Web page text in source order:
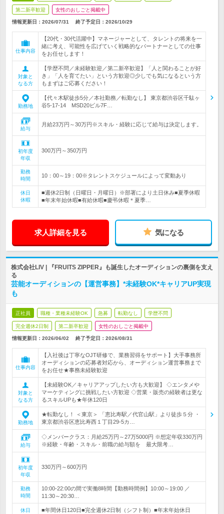
第二新卒歓迎 女性のおしごと掲載中
情報更新日：2026/07/31 終了予定日： 2026/10/29
仕事内容
【20代・30代活躍中】マネージャーとして、タレントの将来を一
緒に考え、可能性を広げていく戦略的なパートナーとしての仕事
をお任せします！
対象と
なる方
【学歴不問／未経験歓迎／第二新卒歓迎】「人と関わることが好
き」「人を育てたい」という方歓迎◎少しでも気になるという方
もまずはご応募ください！
勤務地
【代々木駅徒歩5分／本社勤務／転勤なし】 東京都渋谷区千駄ヶ
谷5-17-14 MSD20ビル7F…
給与
月給23万円～30万円※スキル・経験に応じて給与は決定します。
初年度
年収
300万円～350万円
勤務
時間
10：00～19：00※タレントスケジュールによって変動あり
休日
休暇
■週休2日制（日曜日・月曜日）※部署により土日休み■夏季休暇
■年末年始休暇■有給休暇■慶弔休暇＊夏季…
求人詳細を見る 気になる
株式会社LIV | 『FRUITS ZIPPER』も誕生したオーディションの裏側を支え
る
芸能オーディションの【運営事務】*未経験OK*キャリアUP実現
も
正社員 職種・業種未経験OK 急募 転勤なし 学歴不問
完全週休2日制 第二新卒歓迎 女性のおしごと掲載中
情報更新日：2026/06/02 終了予定日： 2026/08/31
仕事内容
【入社後は丁寧なOJT研修で、業務習得をサポート】大手事務所
オーディションの応募者対応から、オーディション運営事務まで
をお任せ★事務未経験歓迎
対象と
なる方
【未経験OK／キャリアアップしたい方も大歓迎】 ◇エンタメや
マーケティングに挑戦したい方歓迎 ◇営業・販売の経験者は更な
るスキルUPも★年休120日
勤務地
★転勤なし！ ＜東京＞ 「恵比寿駅／代官山駅」より徒歩５分 ・
東京都渋谷区恵比寿西１丁目29-5カ…
給与
◇メンバークラス：月給25万円～27万5000円 ※想定年収330万円
※経験・年齢・スキル・前職の給与額を 最大限考…
初年度
年収
330万円～600万円
勤務
時間
10:00-22:00の間で実働8時間【勤務時間例】10:00～19:00 ／
11:30～20:30…
休日
■年間休日120日■完全週休2日制（シフト制）■年末年始休日